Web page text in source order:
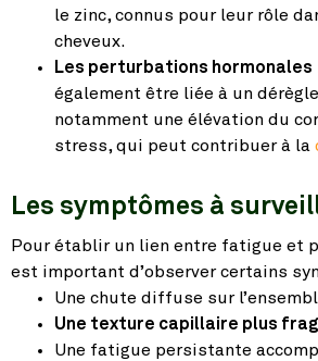
le zinc, connus pour leur rôle
cheveux.
Les perturbations hormonales
également être liée à un
notamment une élévation du
stress, qui peut contribuer à la
Les symptômes à
Pour établir un lien entre fatigue et
est important d’observer certains
Une chute diffuse sur
Une texture capillaire plus
Une fatigue persistante